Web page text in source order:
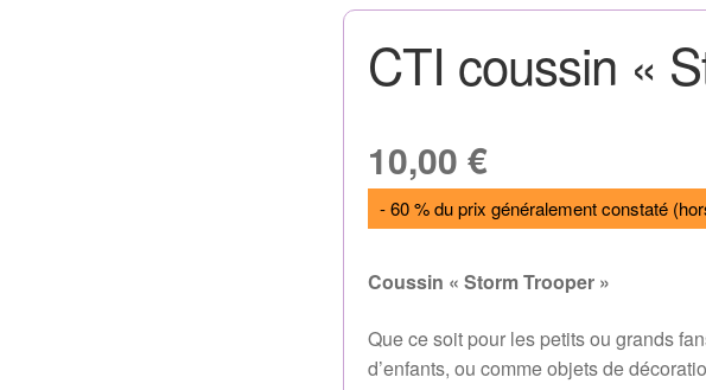
CTI coussin «
10,00 €
- 60 % du prix généralement constaté
Coussin « Storm Trooper »
Que ce soit pour les petits ou grands
d’enfants, ou comme objets de